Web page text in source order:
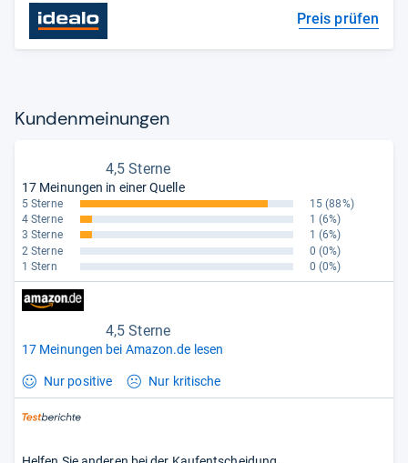
Preis prüfen
Kun­den­mei­nun­gen
4,5 Sterne
17 Meinungen in einer Quelle
5 Sterne 15 (88%)
4 Sterne
1 (6%)
3 Sterne
1 (6%)
2 Sterne
0 (0%)
1 Stern
0 (0%)
4,5 Sterne
17 Meinungen bei Amazon.de lesen
Nur positive Nur kritische